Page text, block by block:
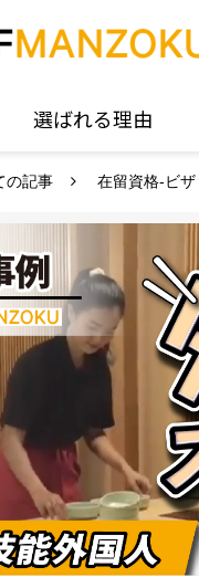
選ばれる理由
の記事 在留資格-ビザ